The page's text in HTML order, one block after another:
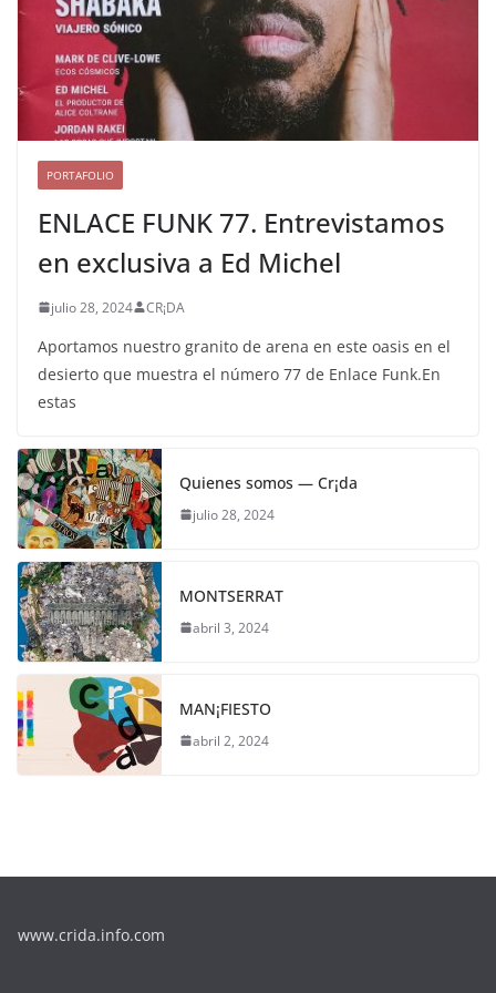
PORTAFOLIO
ENLACE FUNK 77. Entrevistamos
en exclusiva a Ed Michel
julio 28, 2024 CR¡DA
Aportamos nuestro granito de arena en este oasis en el
desierto que muestra el número 77 de Enlace Funk.En
estas
Quienes somos — Cr¡da
julio 28, 2024
MONTSERRAT
abril 3, 2024
MAN¡FIESTO
abril 2, 2024
www.crida.info.com